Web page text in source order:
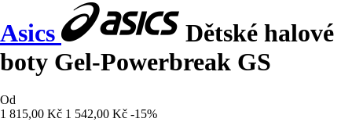
Asics
Dětské halové
boty Gel-Powerbreak GS
Od
1 815,00 Kč 1 542,00 Kč -15%